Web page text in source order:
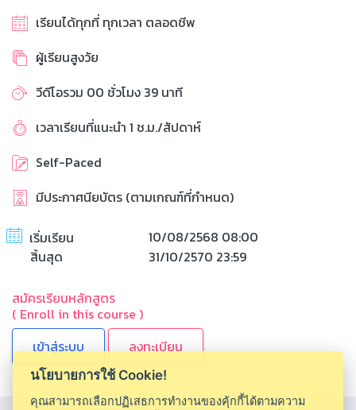
เรียนได้ทุกที่ ทุกเวลา ตลอดชีพ
ผู้เรียนสูงวัย
วีดีโอรวม 00 ชั่วโมง 39 นาที
เวลาเรียนที่แนะนำ 1 ช.ม./สัปดาห์
Self-Paced
มีประกาศนียบัตร (ตามเกณฑ์ที่กำหนด)
เริ่มเรียน
10/08/2568 08:00
สิ้นสุด
31/10/2570 23:59
สมัครเรียนหลักสูตร
( Enroll in this course )
ลงทะเบียน
นโยบายการใช้ Cookie!
คุณสามารถเลือกปฏิเสธการทำงานของคุ้กกี้ได้ตามความ